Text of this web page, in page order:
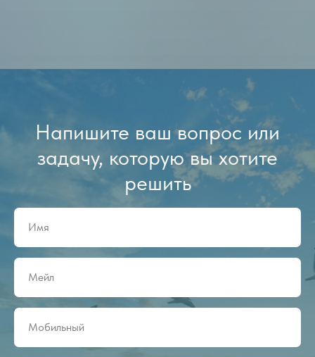
Напишите ваш вопрос или
задачу, которую вы хотите
решить